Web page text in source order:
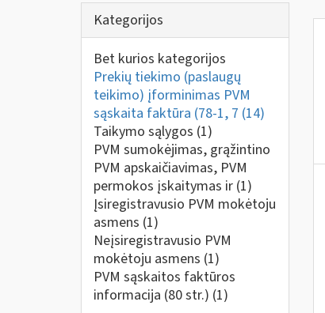
Kategorijos
Bet kurios kategorijos
Prekių tiekimo (paslaugų
teikimo) įforminimas PVM
sąskaita faktūra (78-1, 7 (14)
Taikymo sąlygos (1)
PVM sumokėjimas, grąžintino
PVM apskaičiavimas, PVM
permokos įskaitymas ir (1)
Įsiregistravusio PVM mokėtoju
asmens (1)
Neįsiregistravusio PVM
mokėtoju asmens (1)
PVM sąskaitos faktūros
informacija (80 str.) (1)